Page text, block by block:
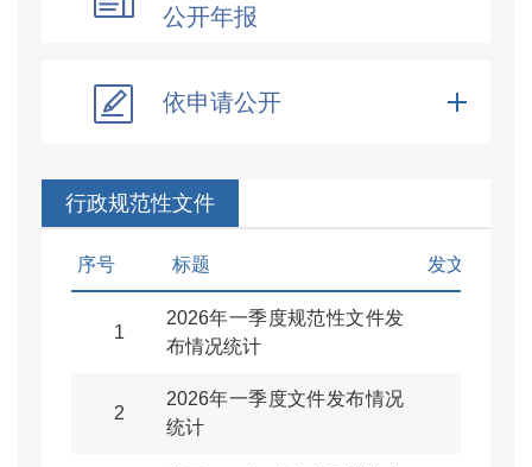
公开年报
依申请公开
行政规范性文件
序号 标题 发文字号
1
2026年一季度规范性文件发
布情况统计
2
2026年一季度文件发布情况
统计